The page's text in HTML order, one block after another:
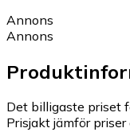
Annons
Annons
Det billigaste priset
Prisjakt jämför